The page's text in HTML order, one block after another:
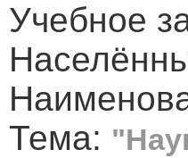
Учебное
Тема: